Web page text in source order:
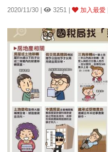
2020/11/30 | 3251 | 加入最愛